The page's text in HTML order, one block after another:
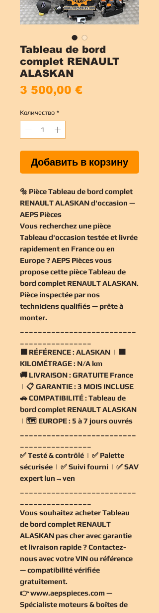
Tableau de bord
complet RENAULT
ALASKAN
3 500,00 €
Количество *
Добавить в корзину
🔩 Pièce Tableau de bord complet
RENAULT ALASKAN d'occasion —
AEPS Pièces
Vous recherchez une pièce
Tableau d'occasion testée et livrée
rapidement en France ou en
Europe ? AEPS Pièces vous
propose cette pièce Tableau de
bord complet RENAULT ALASKAN.
Pièce inspectée par nos
techniciens qualifiés — prête à
monter.
🟧 RÉFÉRENCE : ALASKAN | 🟧
KILOMÉTRAGE : N/A km
🚚 LIVRAISON : GRATUITE France
| 📋 GARANTIE : 3 MOIS INCLUSE
🚗COMPATIBILITÉ : Tableau de
bord complet RENAULT ALASKAN
| 🗺️ EUROPE : 5 à 7 jours ouvrés
✅Testé & contrôlé | ✅ Palette
sécurisée | ✅Suivi fourni | ✅SAV
expert lun→ven
Vous souhaitez acheter Tableau
de bord complet RENAULT
ALASKAN pas cheravec garantie
et livraison rapide ? Contactez-
nous avec votre VIN ou référence
— compatibilité vérifiée
gratuitement.
👉www.aepspieces.com—
Spécialiste moteurs & boîtes de